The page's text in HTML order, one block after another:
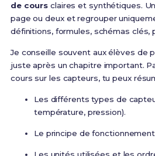
de cours claires et synthétiques.
page ou deux et regrouper
définitions, formules, schémas clés,
Je conseille souvent aux élèves de
juste après un chapitre important.
cours sur les capteurs, tu peux
Les différents types de
température, pression).
Le principe de